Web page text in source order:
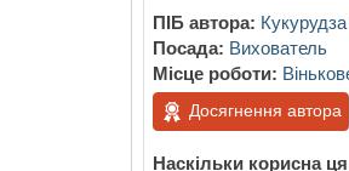
ПІБ автора: Кукурудза
Посада: Вихователь
Місце роботи:
Досягнення автора
Наскільки корисна